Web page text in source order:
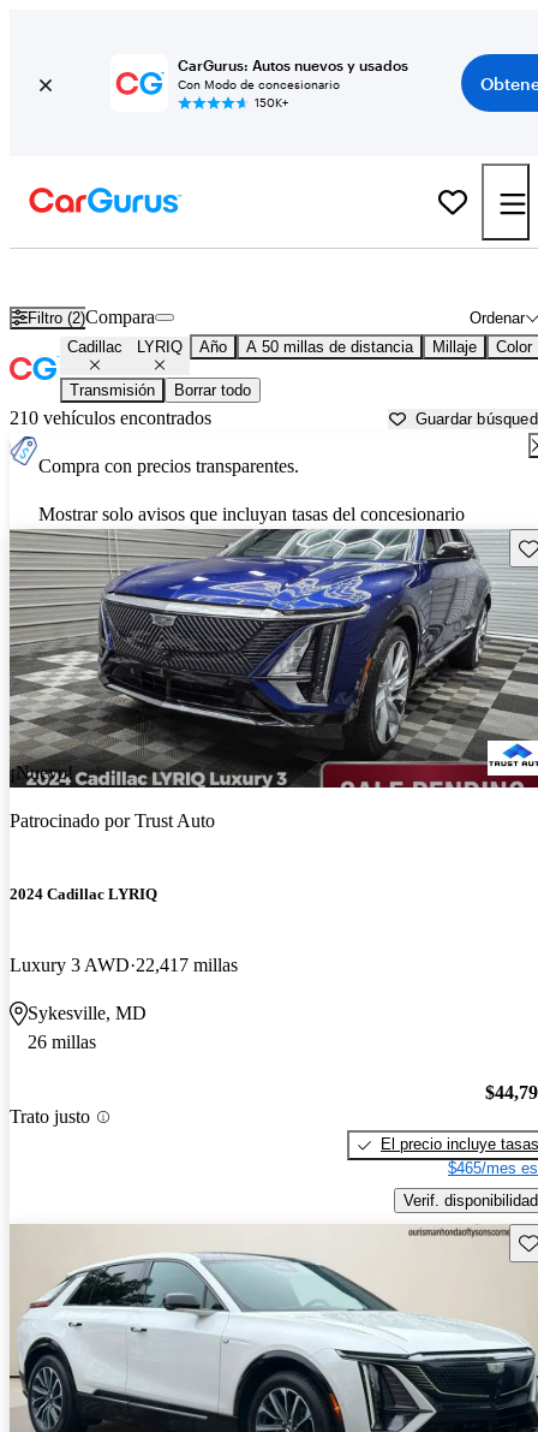
CarGurus: Autos nuevos y usados
Con Modo de concesionario
150K+
Filtro (2) Ordenar
Compara
Cadillac LYRIQ Año A 50 millas de distancia Millaje Color
Transmisión Borrar todo
210 vehículos encontrados Guardar
Compra con precios transparentes.
Mostrar solo avisos que incluyan tasas del concesionario
¡Nuevo!
Patrocinado porTrust Auto
2024 Cadillac LYRIQ
Luxury 3 AWD 22,417 millas
Sykesville, MD
26 millas
Trato justo
El precio incluye tasas
$465/mes
Verif. disponibilidad